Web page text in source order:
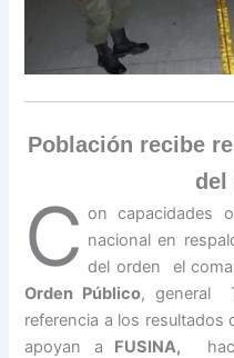
Población recibe
del
C on capacidades
nacional en
del orden el
Orden Público, general
referencia a los
apoyan a FUSINA,